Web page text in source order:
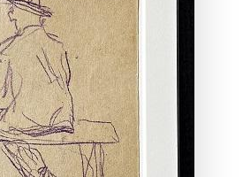
ANSEHEN